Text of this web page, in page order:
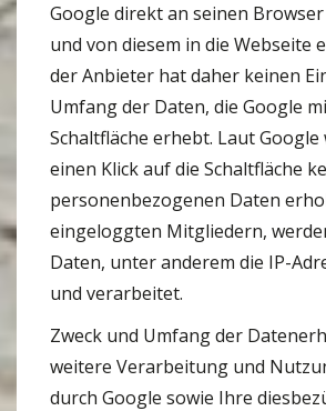
Google direkt an seinen
und von diesem in die Webseite
der Anbieter hat daher keinen
Umfang der Daten, die Google
Schaltfläche erhebt. Laut
einen Klick auf die Schaltfläche
personenbezogenen Daten
eingeloggten Mitgliedern,
Daten, unter anderem die IP-
und verarbeitet.
Zweck und Umfang der
weitere Verarbeitung und
durch Google sowie Ihre